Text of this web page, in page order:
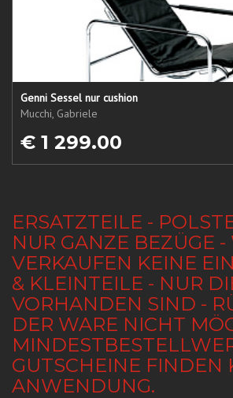
Genni Sessel nur cushion
Mucchi, Gabriele
€ 1 299.00
ERSATZTEILE -
NUR GANZE BEZÜGE -
VERKAUFEN KEINE
& KLEINTEILE - NUR
VORHANDEN SIND -
DER WARE NICHT
GUTSCHEINE FINDEN
ANWENDUNG.